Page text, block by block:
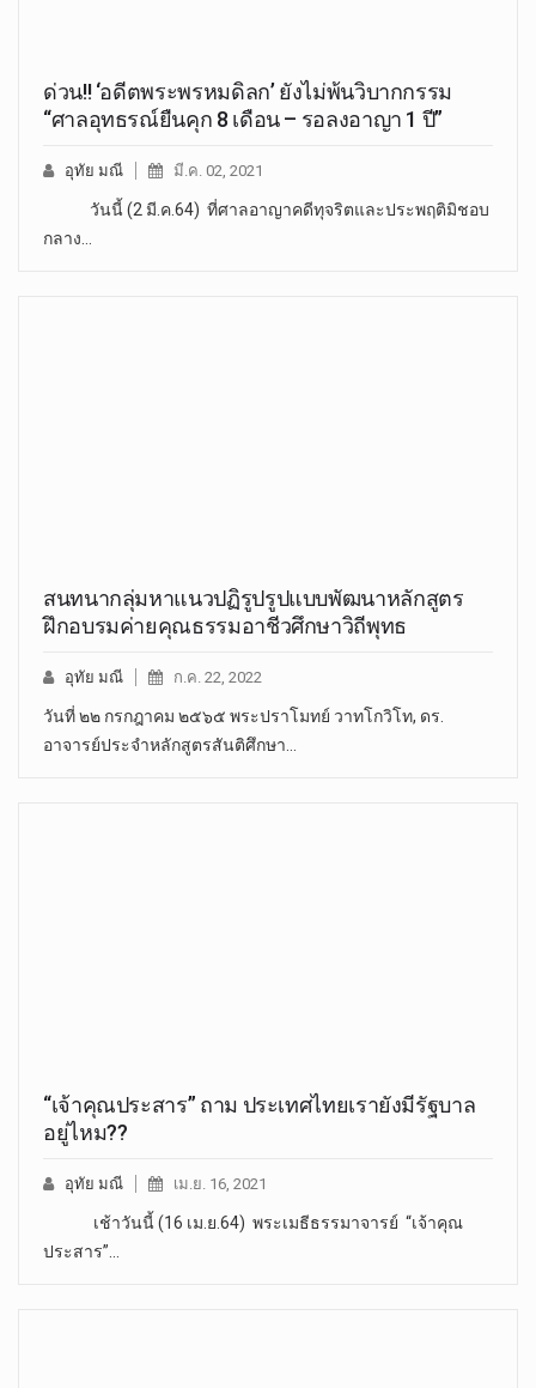
ด่วน!! ‘อดีตพระพรหมดิลก’ ยังไม่พ้นวิบากกรรม
“ศาลอุทธรณ์ยืนคุก 8 เดือน – รอลงอาญา 1 ปี”
อุทัย มณี มี.ค. 02, 2021
วันนี้ (2 มี.ค.64) ที่ศาลอาญาคดีทุจริตและประพฤติมิชอบ
กลาง…
สนทนากลุ่มหาแนวปฏิรูปรูปแบบพัฒนาหลักสูตร
ฝึกอบรมค่ายคุณธรรมอาชีวศึกษาวิถีพุทธ
อุทัย มณี ก.ค. 22, 2022
วันที่ ๒๒ กรกฎาคม ๒๕๖๕ พระปราโมทย์ วาทโกวิโท, ดร.
อาจารย์ประจำหลักสูตรสันติศึกษา…
“เจ้าคุณประสาร” ถาม ประเทศไทยเรายังมีรัฐบาล
อยู่ไหม??
อุทัย มณี เม.ย. 16, 2021
เช้าวันนี้ (16 เม.ย.64) พระเมธีธรรมาจารย์ “เจ้าคุณ
ประสาร”…